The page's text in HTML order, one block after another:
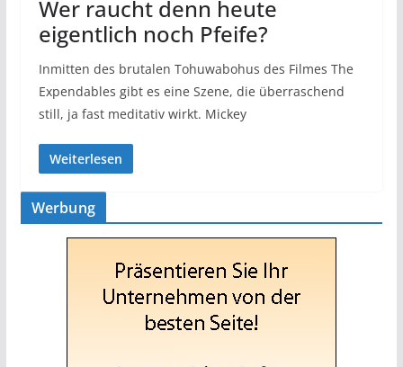
Wer raucht denn heute
eigentlich noch Pfeife?
​Inmitten des brutalen Tohuwabohus des Filmes The
Expendables gibt es eine Szene, die überraschend
still, ja fast meditativ wirkt. Mickey
Weiterlesen
Werbung